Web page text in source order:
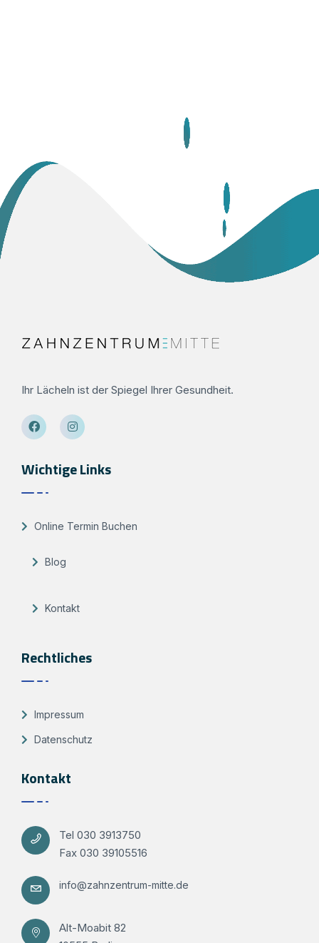
Ihr Lächeln ist der Spiegel Ihrer Gesundheit.
Wichtige Links
Online Termin Buchen
Blog
Kontakt
Rechtliches
Impressum
Datenschutz
Kontakt
Tel 030 3913750
Fax 030 39105516
info@zahnzentrum-mitte.de
Alt-Moabit 82